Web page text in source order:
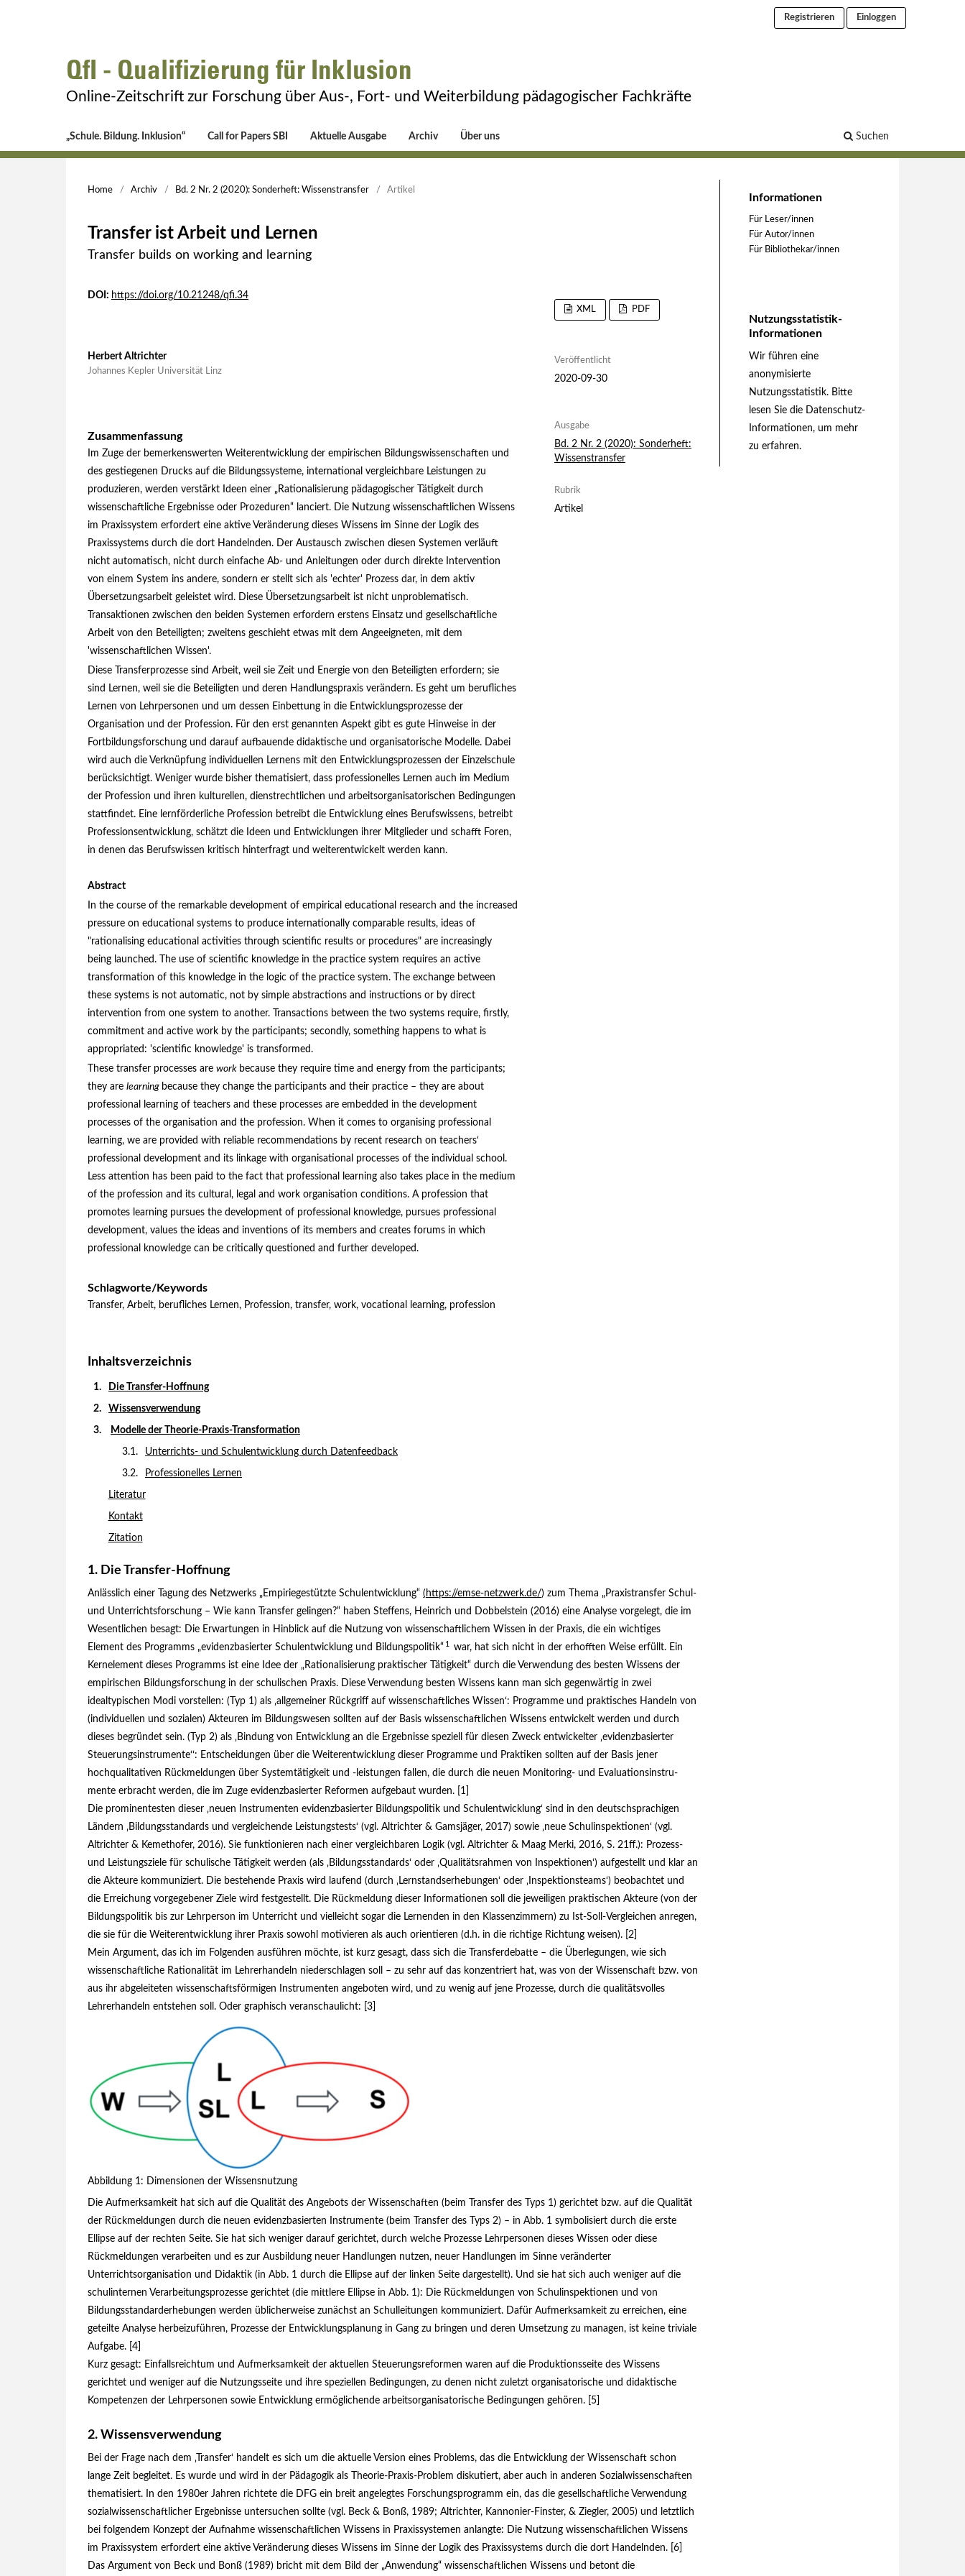
QfI - Qualifizierung für Inklusion
Online-Zeitschrift zur Forschung über Aus-, Fort- und Weiterbildung pädagogischer Fachkräfte
„Schule. Bildung. Inklusion“ Call for Papers SBI Aktuelle Ausgabe Archiv Über uns Suchen
Registrieren Einloggen
Home / Archiv / Bd. 2 Nr. 2 (2020): Sonderheft: Wissenstransfer / Artikel
Transfer ist Arbeit und Lernen
Transfer builds on working and learning
Herbert Altrichter
Johannes Kepler Universität Linz
DOI: https://doi.org/10.21248/qfi.34
Schlagworte/Keywords
Transfer, Arbeit, berufliches Lernen, Profession, transfer, work, vocational learning, profession
Zusammenfassung
Im Zuge der bemerkenswerten Weiterentwicklung der empirischen Bildungswissenschaften und
des gestiegenen Drucks auf die Bildungssysteme, international vergleichbare Leistungen zu
produzieren, werden verstärkt Ideen einer „Rationalisierung pädagogischer Tätigkeit durch
wissenschaftliche Ergebnisse oder Prozeduren“ lanciert. Die Nutzung wissenschaftlichen Wissens
im Praxissystem erfordert eine aktive Veränderung dieses Wissens im Sinne der Logik des
Praxissystems durch die dort Handelnden. Der Austausch zwischen diesen Systemen verläuft
nicht automatisch, nicht durch einfache Ab‑ und Anleitungen oder durch direkte Intervention
von einem System ins andere, sondern er stellt sich als 'echter' Prozess dar, in dem aktiv
Übersetzungsarbeit geleistet wird. Diese Übersetzungsarbeit ist nicht unproblematisch.
Transaktionen zwischen den beiden Systemen erfordern erstens Einsatz und gesellschaftliche
Arbeit von den Beteiligten; zweitens geschieht etwas mit dem Angeeigneten, mit dem
'wissenschaftlichen Wissen'.
Diese Transferprozesse sind Arbeit, weil sie Zeit und Energie von den Beteiligten erfordern; sie
sind Lernen, weil sie die Beteiligten und deren Handlungspraxis verändern. Es geht um berufliches
Lernen von Lehrpersonen und um dessen Einbettung in die Entwicklungsprozesse der
Organisation und der Profession. Für den erst genannten Aspekt gibt es gute Hinweise in der
Fortbildungsforschung und darauf aufbauende didaktische und organisatorische Modelle. Dabei
wird auch die Verknüpfung individuellen Lernens mit den Entwicklungsprozessen der Einzelschule
berücksichtigt. Weniger wurde bisher thematisiert, dass professionelles Lernen auch im Medium
der Profession und ihren kulturellen, dienstrechtlichen und arbeitsorganisatorischen Bedingungen
stattfindet. Eine lernförderliche Profession betreibt die Entwicklung eines Berufswissens, betreibt
Professionsentwicklung, schätzt die Ideen und Entwicklungen ihrer Mitglieder und schafft Foren,
in denen das Berufswissen kritisch hinterfragt und weiterentwickelt werden kann.
Abstract
In the course of the remarkable development of empirical educational research and the increased
pressure on educational systems to produce internationally comparable results, ideas of
"rationalising educational activities through scientific results or procedures" are increasingly
being launched. The use of scientific knowledge in the practice system requires an active
transformation of this knowledge in the logic of the practice system. The exchange between
these systems is not automatic, not by simple abstractions and instructions or by direct
intervention from one system to another. Transactions between the two systems require, firstly,
commitment and active work by the participants; secondly, something happens to what is
appropriated: 'scientific knowledge' is transformed.
These transfer processes are work because they require time and energy from the participants;
they are learning because they change the participants and their practice – they are about
professional learning of teachers and these processes are embedded in the development
processes of the organisation and the profession. When it comes to organising professional
learning, we are provided with reliable recommendations by recent research on teachers‘
professional development and its linkage with organisational processes of the individual school.
Less attention has been paid to the fact that professional learning also takes place in the medium
of the profession and its cultural, legal and work organisation conditions. A profession that
promotes learning pursues the development of professional knowledge, pursues professional
development, values the ideas and inventions of its members and creates forums in which
professional knowledge can be critically questioned and further developed.
XML PDF
Veröffentlicht
2020-09-30
Ausgabe
Bd. 2 Nr. 2 (2020): Sonderheft:
Wissenstransfer
Rubrik
Artikel
Inhaltsverzeichnis
Die Transfer-Hoffnung
Wissensverwendung
Modelle der Theorie-Praxis-Transformation
Unterrichts- und Schulentwicklung durch Datenfeedback
Professionelles Lernen
Literatur
Kontakt
Zitation
Die Transfer-Hoffnung
Anlässlich einer Tagung des Netzwerks „Empiriegestützte Schulentwicklung“ ( https://emse-netzwerk.de/) zum Thema „Praxistransfer Schul-
und Unterrichtsforschung – Wie kann Transfer gelingen?“ haben Steffens, Heinrich und Dobbelstein (2016) eine Analyse vorgelegt, die im
Wesentlichen besagt: Die Erwartungen in Hinblick auf die Nutzung von wissenschaftlichem Wis­sen in der Praxis, die ein wichtiges
Element des Programms „evidenzbasierter Schulent­wicklung und Bildungspolitik“ 1
war, hat sich nicht in der erhofften Weise erfüllt. Ein
Kernelement dieses Programms ist eine Idee der „Rationalisierung praktischer Tätigkeit“ durch die Verwendung des besten Wissens der
empirischen Bildungsforschung in der schulischen Praxis. Diese Verwen­dung besten Wissens kann man sich gegenwärtig in zwei
idealtypischen Modi vorstellen: (Typ 1) als ‚allgemeiner Rückgriff auf wissenschaftliches Wissen‘: Programme und praktisches Handeln von
(individuellen und sozialen) Akteuren im Bildungswesen sollten auf der Basis wissenschaftlichen Wissens entwickelt werden und durch
dieses begründet sein. (Typ 2) als ‚Bindung von Entwicklung an die Ergebnisse speziell für diesen Zweck entwickelter ‚evidenz­basierter
Steuerungsinstrumente‘‘: Entscheidungen über die Weiterentwicklung dieser Pro­gramme und Praktiken sollten auf der Basis jener
hochqualitativen Rückmeldungen über Systemtätigkeit und -leistungen fallen, die durch die neuen Monitoring- und Evaluations­instru­
mente erbracht werden, die im Zuge evidenzbasierter Reformen aufgebaut wurden. [1]
Die prominentesten dieser ‚neuen Instrumenten evidenzbasierter Bildungspolitik und Schul­entwicklung‘ sind in den deutschsprachigen
Ländern ‚Bildungsstandards und vergleichende Leistungstests‘ (vgl. Altrichter & Gamsjäger, 2017) sowie ‚neue Schulinspektionen‘ (vgl.
Altrichter & Kemethofer, 2016). Sie funktionieren nach einer vergleichbaren Logik (vgl. Altrichter & Maag Merki, 2016, S. 21ff.): Prozess-
und Leistungsziele für schulische Tätigkeit werden (als ‚Bildungsstandards‘ oder ‚Qualitätsrahmen von Inspektionen‘) aufgestellt und klar an
die Akteure kommuniziert. Die bestehende Praxis wird laufend (durch ‚Lernstands­erhebungen‘ oder ‚Inspektionsteams‘) beobachtet und
die Erreichung vorgegebener Ziele wird festgestellt. Die Rückmeldung dieser Informationen soll die jeweiligen praktischen Akteure (von der
Bildungs­politik bis zur Lehrperson im Unterricht und vielleicht sogar die Lernenden in den Klassen­zimmern) zu Ist-Soll-Vergleichen anregen,
die sie für die Weiterentwicklung ihrer Praxis sowohl motivieren als auch orientieren (d.h. in die richtige Richtung weisen). [2]
Mein Argument, das ich im Folgenden ausführen möchte, ist kurz gesagt, dass sich die Transfer­debatte – die Überlegungen, wie sich
wissenschaftliche Rationalität im Lehrerhandeln nieder­schlagen soll – zu sehr auf das konzentriert hat, was von der Wissenschaft bzw. von
aus ihr abgeleiteten wissenschaftsförmigen Instrumenten angeboten wird, und zu wenig auf jene Prozesse, durch die qualitätsvolles
Lehrerhandeln entstehen soll. Oder graphisch veran­schaulicht: [3]
Abbildung 1: Dimensionen der Wissensnutzung
Die Aufmerksamkeit hat sich auf die Qualität des Angebots der Wissenschaften (beim Transfer des Typs 1) gerichtet bzw. auf die Qualität
der Rückmeldungen durch die neuen evidenz­basierten Instrumente (beim Transfer des Typs 2) – in Abb. 1 symbolisiert durch die erste
Ellipse auf der rechten Seite. Sie hat sich weniger darauf gerichtet, durch welche Prozesse Lehrper­sonen dieses Wissen oder diese
Rückmeldungen verarbeiten und es zur Ausbildung neuer Handlungen nutzen, neuer Handlungen im Sinne veränderter
Unterrichtsorganisation und Didaktik (in Abb. 1 durch die Ellipse auf der linken Seite dargestellt). Und sie hat sich auch weniger auf die
schulinternen Verarbeitungsprozesse gerichtet (die mittlere Ellipse in Abb. 1): Die Rückmeldungen von Schulinspektionen und von
Bildungsstandarderhebungen werden üblicher­weise zunächst an Schulleitungen kommuniziert. Dafür Aufmerksamkeit zu erreichen, eine
geteilte Analyse herbeizuführen, Prozesse der Entwicklungsplanung in Gang zu bringen und deren Umsetzung zu managen, ist keine triviale
Aufgabe. [4]
Kurz gesagt: Einfallsreichtum und Aufmerksamkeit der aktuellen Steuerungsreformen waren auf die Produktionsseite des Wissens
gerichtet und weniger auf die Nutzungsseite und ihre spe­ziellen Bedingungen, zu denen nicht zuletzt organisatorische und didaktische
Kompetenzen der Lehrpersonen sowie Entwicklung ermöglichende arbeitsorganisatorische Bedingungen ge­hören. [5]
Wissensverwendung
Bei der Frage nach dem ‚Transfer‘ handelt es sich um die aktuelle Version eines Problems, das die Entwicklung der Wissenschaft schon
lange Zeit begleitet. Es wurde und wird in der Päda­gogik als Theorie-Praxis-Problem diskutiert, aber auch in anderen Sozialwissenschaften
thematisiert. In den 1980er Jahren richtete die DFG ein breit angelegtes Forschungsprogramm ein, das die gesellschaftliche Verwendung
sozialwissenschaftlicher Ergebnisse untersuchen sollte (vgl. Beck & Bonß, 1989; Altrichter, Kannonier-Finster, & Ziegler, 2005) und letztlich
bei folgendem Konzept der Aufnahme wissenschaftlichen Wissens in Praxissystemen anlangte: Die Nutzung wissenschaftlichen Wissens
im Praxissystem erfordert eine aktive Veränderung dieses Wissens im Sinne der Logik des Praxissystems durch die dort Handelnden. [6]
Das Argument von Beck und Bonß (1989) bricht mit dem Bild der „Anwendung“ wissenschaf­tlichen Wissens und betont die
Nutzungsstatistik-
Informationen
Wir führen eine
anonymisierte
Nutzungsstatistik. Bitte
lesen Sie die Datenschutz-
Informationen, um mehr
zu erfahren.
Informationen
Für Leser/innen
Für Autor/innen
Für Bibliothekar/innen